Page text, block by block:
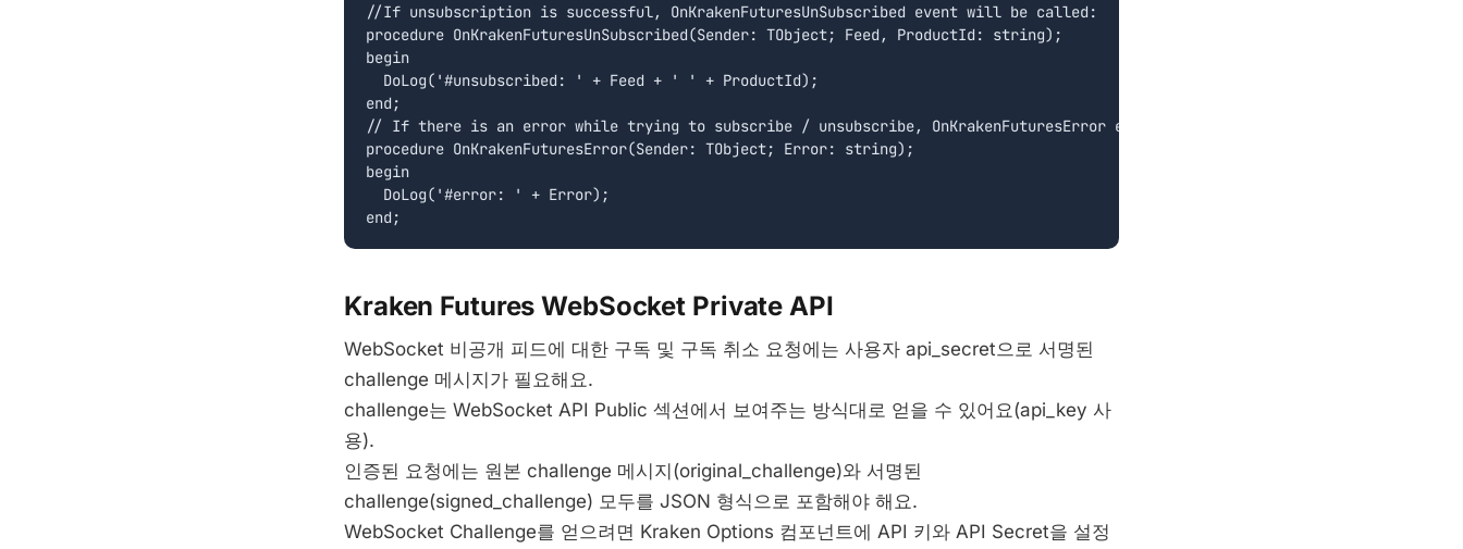
//If unsubscription is successful, OnKrakenFuturesUnSubscribed event will be called:
procedure OnKrakenFuturesUnSubscribed(Sender: TObject; Feed, ProductId: string);
begin
  DoLog('#unsubscribed: ' + Feed + ' ' + ProductId);
end;
// If there is an error while trying to subscribe / unsubscribe, OnKrakenFuturesError event will be called.
procedure OnKrakenFuturesError(Sender: TObject; Error: string);
begin
  DoLog('#error: ' + Error);
Kraken Futures WebSocket Private API
WebSocket 비공개 피드에 대한 구독 및 구독 취소 요청에는 사용자 api_secret으로 서명된
challenge 메시지가 필요해요.
challenge는 WebSocket API Public 섹션에서 보여주는 방식대로 얻을 수 있어요(api_key 사
용).
인증된 요청에는 원본 challenge 메시지(original_challenge)와 서명된
challenge(signed_challenge) 모두를 JSON 형식으로 포함해야 해요.
WebSocket Challenge를 얻으려면 Kraken Options 컴포넌트에 API 키와 API Secret을 설정